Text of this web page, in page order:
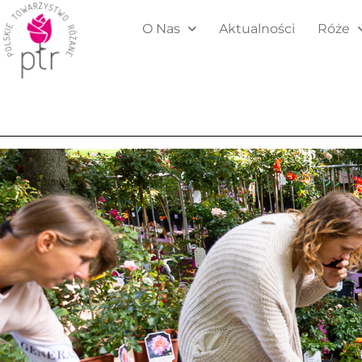
O Nas Aktualności Róże